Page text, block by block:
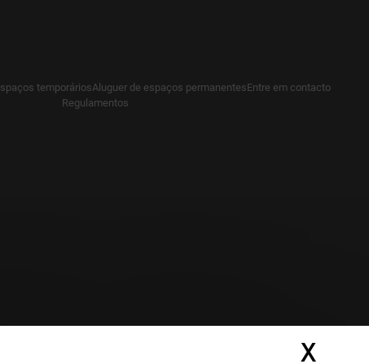
temporáriosAluguer de espaços permanentesEntre em contacto
Regulamentos
X